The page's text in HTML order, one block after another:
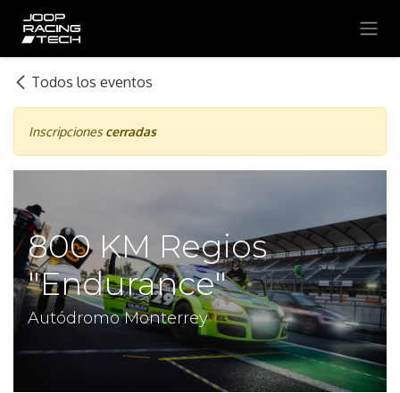
Ir al contenido
Todos los eventos
Inscripciones cerradas
800 KM Regios
"Endurance"
Autódromo Monterrey